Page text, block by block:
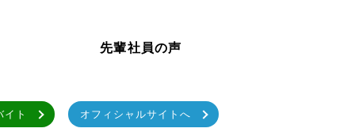
先輩社員の声
イト オフィシャルサイトへ